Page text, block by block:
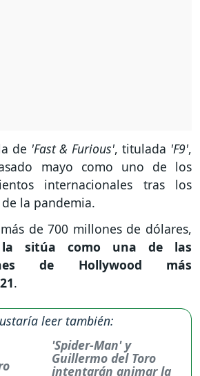
de 'Fast & Furious', titulada 'F9',
mayo como uno de los
internacionales tras los
la pandemia.
de 700 millones de dólares,
sitúa como una de las
de Hollywood más
.
leer también:
'Spider-Man' y
Guillermo del Toro
intentarán animar la